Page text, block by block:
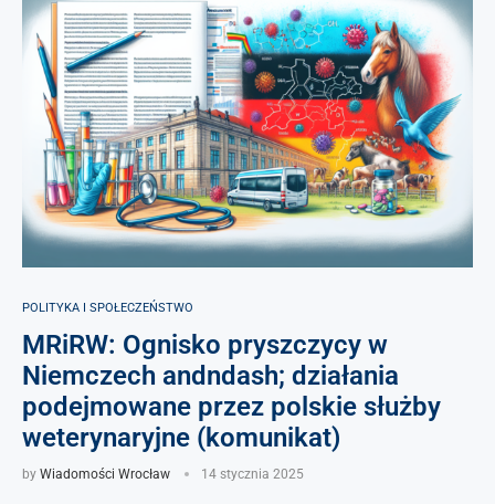
POLITYKA I SPOŁECZEŃSTWO
MRiRW: Ognisko pryszczycy w
Niemczech andndash; działania
podejmowane przez polskie służby
weterynaryjne (komunikat)
by Wiadomości Wrocław 14 stycznia 2025